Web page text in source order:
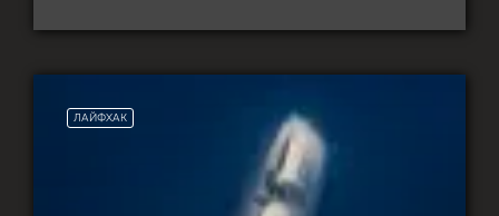
ЛАЙФХАК